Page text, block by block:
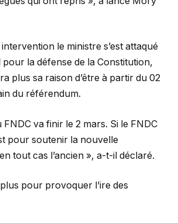
le ministre s’est attaqué
la défense de la Constitution,
plus sa raison d’être à partir du 02
du référendum.
FNDC va finir le 2 mars. Si le FNDC
pour soutenir la nouvelle
tout cas l’ancien », a-t-il déclaré.
plus pour provoquer l’ire des